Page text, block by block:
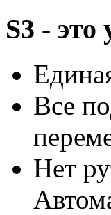
S3 - это
Все
Нет